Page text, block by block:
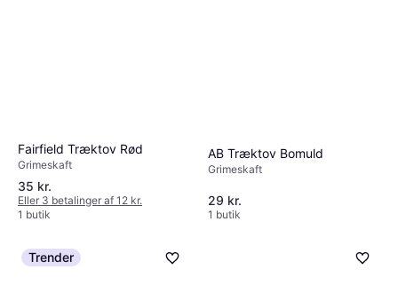
Fairfield Træktov Rød
Grimeskaft
35 kr.
Eller 3 betalinger af 12 kr.
1 butik
AB Træktov Bomuld
Grimeskaft
29 kr.
1 butik
Trender